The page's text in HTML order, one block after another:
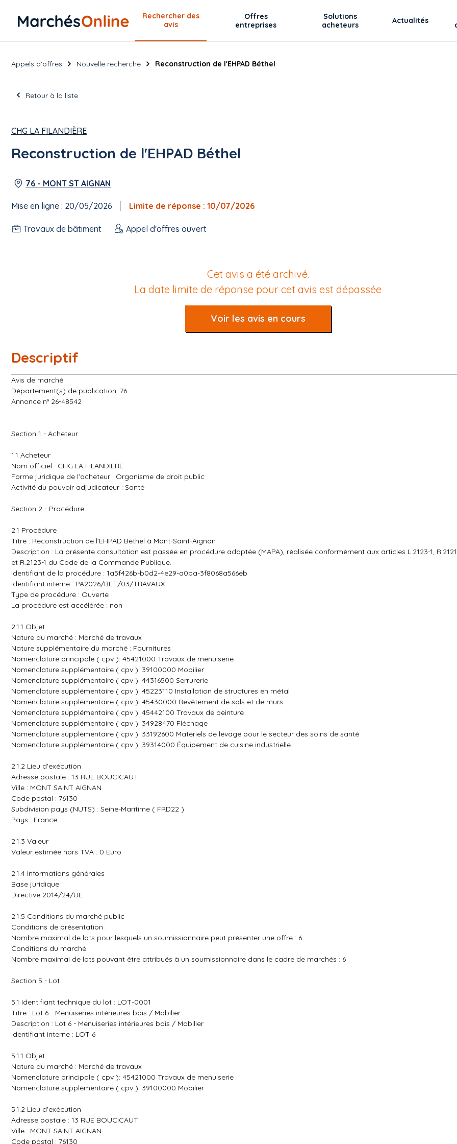
Rechercher des
avis
Offres
entreprises
Solutions
acheteurs
Actualités
Appels d’offres Nouvelle recherche Reconstruction de l'EHPAD Béthel
Retour à la liste
CHG LA FILANDIÈRE
Reconstruction de l'EHPAD Béthel
76 - MONT ST AIGNAN
Mise en ligne : 20/05/2026 Limite de réponse : 10/07/2026
Travaux de bâtiment Appel d'offres ouvert
Cet avis a été archivé.
La date limite de réponse pour cet avis est dépassée
Voir les avis en cours
Descriptif
Avis de marché
Département(s) de publication :76
Annonce n° 26-48542
Section 1 - Acheteur
1.1 Acheteur
Nom officiel : CHG LA FILANDIERE
Forme juridique de l'acheteur : Organisme de droit public
Activité du pouvoir adjudicateur : Santé
Section 2 - Procédure
2.1 Procédure
Titre : Reconstruction de l'EHPAD Béthel à Mont-Saint-Aignan
Description : La présente consultation est passée en procédure adaptée (MAPA), réalisée conformément aux articles L.2123-1,
et R.2123-1 du Code de la Commande Publique.
Identifiant de la procédure : 1a5f426b-b0d2-4e29-a0ba-3f8068a566eb
Identifiant interne : PA2026/BET/03/TRAVAUX
Type de procédure : Ouverte
La procédure est accélérée : non
2.1.1 Objet
Nature du marché : Marché de travaux
Nature supplémentaire du marché : Fournitures
Nomenclature principale ( cpv ): 45421000 Travaux de menuiserie
Nomenclature supplémentaire ( cpv ): 39100000 Mobilier
Nomenclature supplémentaire ( cpv ): 44316500 Serrurerie
Nomenclature supplémentaire ( cpv ): 45223110 Installation de structures en métal
Nomenclature supplémentaire ( cpv ): 45430000 Revêtement de sols et de murs
Nomenclature supplémentaire ( cpv ): 45442100 Travaux de peinture
Nomenclature supplémentaire ( cpv ): 34928470 Fléchage
Nomenclature supplémentaire ( cpv ): 33192600 Matériels de levage pour le secteur des soins de santé
Nomenclature supplémentaire ( cpv ): 39314000 Équipement de cuisine industrielle
2.1.2 Lieu d'exécution
Adresse postale : 13 RUE BOUCICAUT
Ville : MONT SAINT AIGNAN
Code postal : 76130
Subdivision pays (NUTS) : Seine-Maritime ( FRD22 )
Pays : France
2.1.3 Valeur
Valeur estimée hors TVA : 0 Euro
2.1.4 Informations générales
Base juridique :
Directive 2014/24/UE
2.1.5 Conditions du marché public
Conditions de présentation :
Nombre maximal de lots pour lesquels un soumissionnaire peut présenter une offre : 6
Conditions du marché :
Nombre maximal de lots pouvant être attribués à un soumissionnaire dans le cadre de marchés : 6
Section 5 - Lot
5.1 Identifiant technique du lot : LOT-0001
Titre : Lot 6 - Menuiseries intérieures bois / Mobilier
Description : Lot 6 - Menuiseries intérieures bois / Mobilier
Identifiant interne : LOT 6
5.1.1 Objet
Nature du marché : Marché de travaux
Nomenclature principale ( cpv ): 45421000 Travaux de menuiserie
Nomenclature supplémentaire ( cpv ): 39100000 Mobilier
5.1.2 Lieu d'exécution
Adresse postale : 13 RUE BOUCICAUT
Ville : MONT SAINT AIGNAN
Code postal : 76130